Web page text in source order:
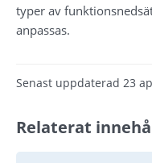
typer av
anpassas.
Senast uppdaterad 23
Relaterat